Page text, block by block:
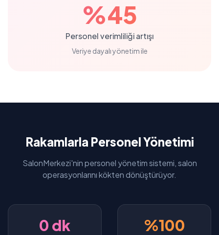
%45
Personel verimliliği artışı
Veriye dayalı yönetim ile
Rakamlarla Personel Yönetimi
SalonMerkezi'nin personel yönetim sistemi, salon
operasyonlarını kökten dönüştürüyor.
0 dk %100